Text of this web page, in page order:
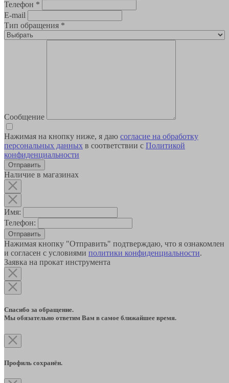
Телефон *
E-mail
Тип обращения *
Сообщение
Нажимая на кнопку ниже, я даю согласие на обработку
персональных данных в соответствии с Политикой
конфиденциальности
Наличие в магазинах
Имя:
Телефон:
Отправить
Нажимая кнопку "Отправить" подтверждаю, что я ознакомлен
и согласен с условиями политики конфиденциальности.
Заявка на прокат инструмента
Спасибо за обращение.
Мы обязательно ответим Вам в самое ближайшее время.
Профиль сохранён.